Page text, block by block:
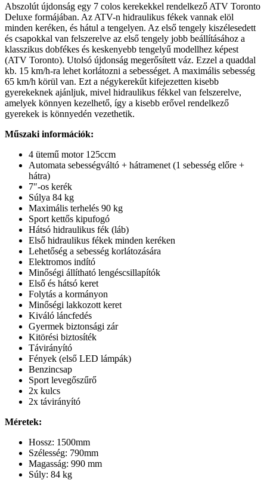
Abszolút újdonság egy 7 colos kerekekkel rendelkező ATV Toronto
Deluxe formájában. Az ATV-n hidraulikus fékek vannak elöl
minden keréken, és hátul a tengelyen. Az első tengely kiszélesedett
és csapokkal van felszerelve az első tengely jobb beállításához a
klasszikus dobfékes és keskenyebb tengelyű modellhez képest
(ATV Toronto). Utolsó újdonság megerősített váz. Ezzel a quaddal
kb. 15 km/h-ra lehet korlátozni a sebességet. A maximális sebesség
65 km/h körül van. Ezt a négykerekűt kifejezetten kisebb
gyerekeknek ajánljuk, mivel hidraulikus fékkel van felszerelve,
amelyek könnyen kezelhető, így a kisebb erővel rendelkező
gyerekek is könnyedén vezethetik.
Műszaki információk:
4 ütemű motor 125ccm
Automata sebességváltó + hátramenet (1 sebesség előre +
hátra)
7″-os kerék
Súlya 84 kg
Maximális terhelés 90 kg
Sport kettős kipufogó
Hátsó hidraulikus fék (láb)
Első hidraulikus fékek minden keréken
Lehetőség a sebesség korlátozására
Elektromos indító
Minőségi állítható lengéscsillapítók
Első és hátsó keret
Folytás a kormányon
Minőségi lakkozott keret
Kiváló láncfedés
Gyermek biztonsági zár
Kitörési biztosíték
Távirányító
Fények (első LED lámpák)
Benzincsap
Sport levegőszűrő
2x kulcs
2x távirányító
Méretek:
Hossz: 1500mm
Szélesség: 790mm
Magasság: 990 mm
Súly: 84 kg